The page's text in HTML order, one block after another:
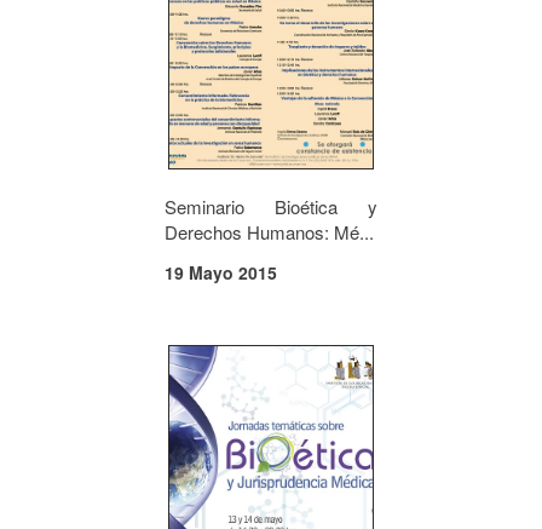
Seminario Bioética y
Derechos Humanos: Mé...
19 Mayo 2015